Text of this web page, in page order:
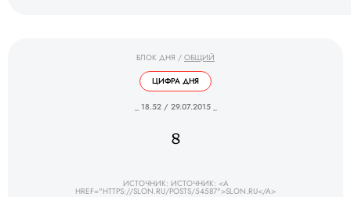
БЛОК ДНЯ / ОБЩИЙ
ЦИФРА ДНЯ
_ 18.52 / 29.07.2015 _
8
ИСТОЧНИК: ИСТОЧНИК: <A
HREF="HTTPS://SLON.RU/POSTS/54587">SLON.RU</A>